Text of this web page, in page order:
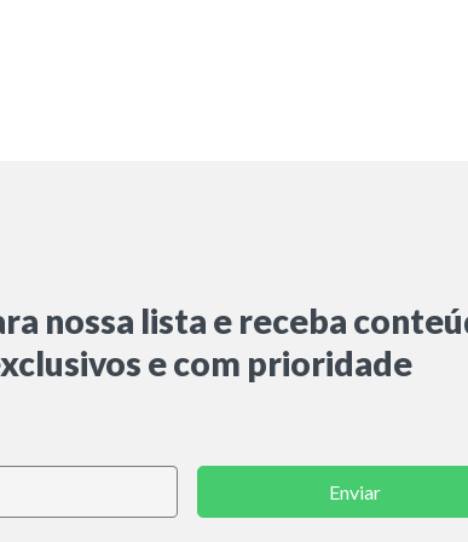
nossa lista e receba
e com prioridade
Enviar